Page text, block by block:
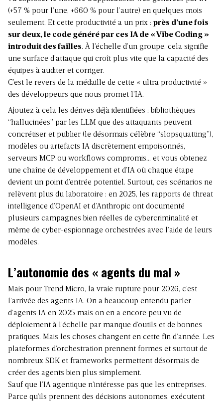
(+57 % pour l’une, +660 % pour l’autre) en quelques mois
seulement. Et cette productivité a un prix : près d’une fois
sur deux, le code généré par ces IA de « Vibe Coding »
introduit des failles. À l’échelle d’un groupe, cela signifie
une surface d’attaque qui croît plus vite que la capacité des
équipes à auditer et corriger.
C’est le revers de la médaille de cette « ultra productivité »
des développeurs que nous promet l’IA.
Ajoutez à cela les dérives déjà identifiées : bibliothèques
“hallucinées” par les LLM que des attaquants peuvent
concrétiser et publier (le désormais célèbre “slopsquatting”),
modèles ou artefacts IA discrètement empoisonnés,
serveurs MCP ou workflows compromis… et vous obtenez
une chaîne de développement et d’IA où chaque étape
devient un point d’entrée potentiel. Surtout, ces scénarios ne
relèvent plus du laboratoire : en 2025, les rapports de threat
intelligence d’OpenAI et d’Anthropic ont documenté
plusieurs campagnes bien réelles de cybercriminalité et
même de cyber-espionnage orchestrées avec l’aide de leurs
modèles.
L’autonomie des « agents du mal »
Mais pour Trend Micro, la vraie rupture pour 2026, c’est
l’arrivée des agents IA. On a beaucoup entendu parler
d’agents IA en 2025 mais on en a encore peu vu de
déploiement à l’échelle par manque d’outils et de bonnes
pratiques. Mais les choses changent en cette fin d’année. Les
plateformes d’orchestration prennent formes et surtout de
nombreux SDK et frameworks permettent désormais de
créer des agents bien plus simplement.
Sauf que l’IA agentique n’intéresse pas que les entreprises.
Parce qu’ils prennent des décisions autonomes, exécutent